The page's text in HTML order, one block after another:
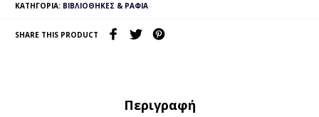
ΚΑΤΗΓΟΡΊΑ: ΒΙΒΛΙΟΘΉΚΕΣ & ΡΆΦΙΑ
SHARE THIS PRODUCT
Περιγραφή